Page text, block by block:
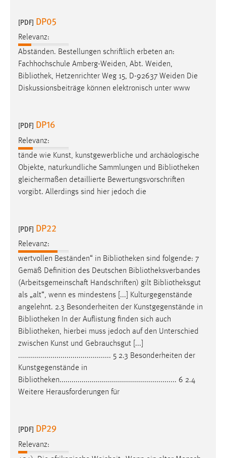
[PDF] DP05
Relevanz:
Abständen. Bestellungen schriftlich erbeten an:
Fachhochschule Amberg-Weiden, Abt. Weiden,
Bibliothek, Hetzenrichter Weg 15, D-92637 Weiden Die
Diskussionsbeiträge können elektronisch unter www
[PDF] DP16
Relevanz:
tände wie Kunst, kunstgewerbliche und archäologische
Objekte, naturkundliche Sammlungen und Bibliotheken
gleichermaßen detaillierte Bewertungsvorschriften
vorgibt. Allerdings sind hier jedoch die
[PDF] DP22
Relevanz:
wertvollen Beständen“ in Bibliotheken sind folgende: 7
Gemäß Definition des Deutschen Bibliotheksverbandes
(Arbeitsgemeinschaft Handschriften) gilt Bibliotheksgut
als „alt“, wenn es mindestens [...] Kulturgegenstände
angelehnt. 2.3 Besonderheiten der Kunstgegenstände in
Bibliotheken In der Auflistung finden sich auch
Bibliotheken, hierbei muss jedoch auf den Unterschied
zwischen Kunst und Gebrauchsgut [...]
.............................................. 5 2.3 Besonderheiten der
Kunstgegenstände in
Bibliotheken.......................................................... 6 2.4
Weitere Herausforderungen für
[PDF] DP29
Relevanz: